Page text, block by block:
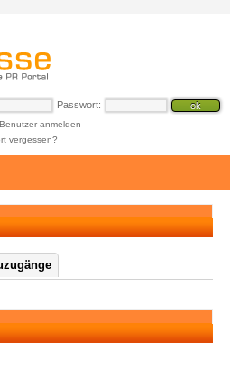
Passwort:
anmelden
vergessen?